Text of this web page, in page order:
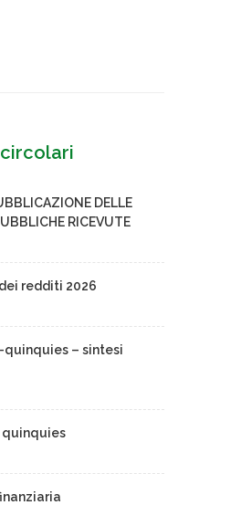
DELLE
RICEVUTE
redditi 2026
– sintesi
quinquies